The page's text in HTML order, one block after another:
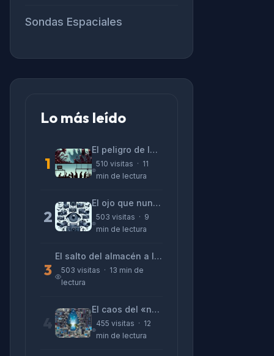
Sondas Espaciales
Lo más leído
1
El peligro de las «alucinaciones» y el CV prefabricado
510 visitas · 11
min de lectura
2
El ojo que nunca parpadea: lo que nos cuentan las cámaras de Lizeth Marzano
503 visitas · 9
min de lectura
3
El salto del almacén a la terminal: La realidad de reinventarse en tecnología
503 visitas · 13 min de
lectura
El caos del «no funciona nada» y la realidad tras la pantalla
455 visitas · 12
min de lectura